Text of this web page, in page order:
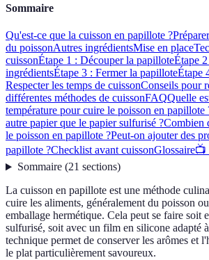
Sommaire
Qu'est-ce que la cuisson en papillote ?
du poissonAutres ingrédientsMise en place
cuissonÉtape 1 : Découper la papilloteÉtape
ingrédientsÉtape 3 : Fermer la papilloteÉtape
Respecter les temps de cuissonConseils pour
différentes méthodes de cuissonFAQQuelle
température pour cuire le poisson en papillote
autre papier que le papier sulfurisé ?Combien
le poisson en papillote ?Peut-on ajouter des
papillote ?Checklist avant cuissonGlossaire📺
Sommaire(21 sections)
La cuisson en papillote est une méthode
cuire les aliments, généralement du poisson
emballage hermétique. Cela peut se faire soit
sulfurisé, soit avec un film en silicone adapté
technique permet de conserver les arômes et
le plat particulièrement savoureux.